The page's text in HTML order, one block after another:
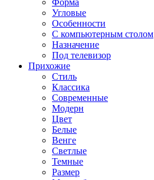
Форма
Угловые
Особенности
С компьютерным столом
Назначение
Под телевизор
Прихожие
Стиль
Классика
Современные
Модерн
Цвет
Белые
Венге
Светлые
Темные
Размер